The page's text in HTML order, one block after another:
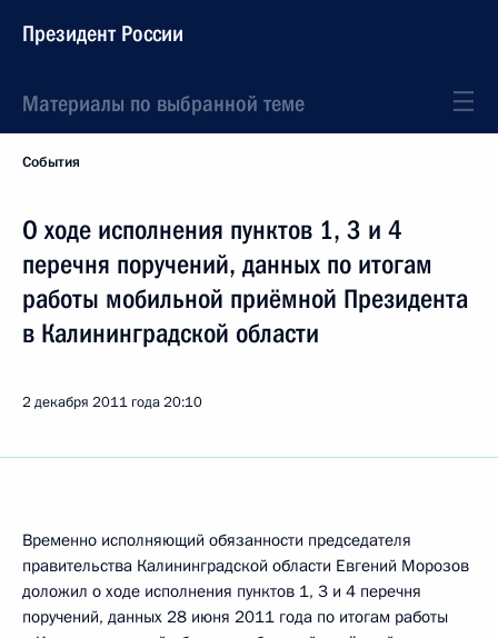
Президент России
Материалы по выбранной теме
События
О ходе исполнения пунктов 1, 3 и 4
перечня поручений, данных по итогам
работы мобильной приёмной Президента
в Калининградской области
2 декабря 2011 года20:10
Временно исполняющий обязанности председателя
правительства Калининградской области Евгений Морозов
доложил о ходе исполнения пунктов 1, 3 и 4 перечня
поручений, данных 28 июня 2011 года по итогам работы